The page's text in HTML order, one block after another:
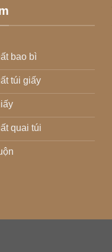
bao bì
túi giấy
quai túi